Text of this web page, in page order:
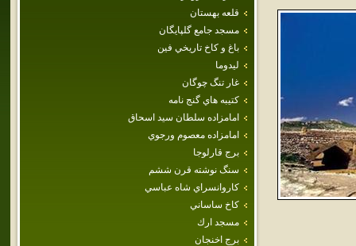
قلعه بهستان
مسجد جامع گلپايگان
باغ و كاخ تاريخي فين
ليدوما
غار تنگ چوگان
كتيبه هاي گنج نامه
امامزاده‌ سلطان‌ سيد اسحاق‌
امامزاده معصوم ورجوي
برج قارلوجا
سنگ نوشته قرن ششم
كاروانسراي شاه عباسي
كاخ ساساني
مسجد ارك
برج اخنجان